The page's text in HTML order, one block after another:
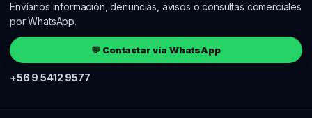
Envíanos información, denuncias, avisos o consultas comerciales
por WhatsApp.
💬 Contactar vía WhatsApp
+56 9 5412 9577